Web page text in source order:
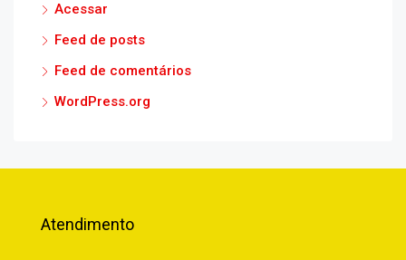
Acessar
Feed de posts
Feed de comentários
WordPress.org
Atendimento